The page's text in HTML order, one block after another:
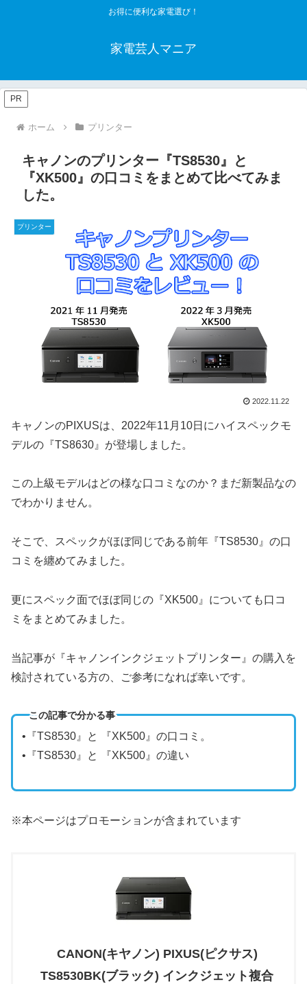
お得に便利な家電選び！
家電芸人マニア
PR
ホーム プリンター
キャノンのプリンター『TS8530』と
『XK500』の口コミをまとめて比べてみま
した。
プリンター
2022.11.22
キャノンのPIXUSは、2022年11月10日にハイスペックモ
デルの『TS8630』が登場しました。
この上級モデルはどの様な口コミなのか？まだ新製品なの
でわかりません。
そこで、スペックがほぼ同じである前年『TS8530』の口
コミを纏めてみました。
更にスペック面でほぼ同じの『XK500』についても口コ
ミをまとめてみました。
当記事が『キャノンインクジェットプリンター』の購入を
検討されている方の、ご参考になれば幸いです。
この記事で分かる事
•『TS8530』と 『XK500』の口コミ。
•『TS8530』と 『XK500』の違い
※本ページはプロモーションが含まれています
CANON(キヤノン) PIXUS(ピクサス)
TS8530BK(ブラック) インクジェット複合